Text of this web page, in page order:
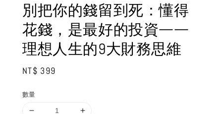
別把你的錢留到死：懂得
花錢，是最好的投資——
理想人生的9大財務思維
Regular
NT$ 399
數量